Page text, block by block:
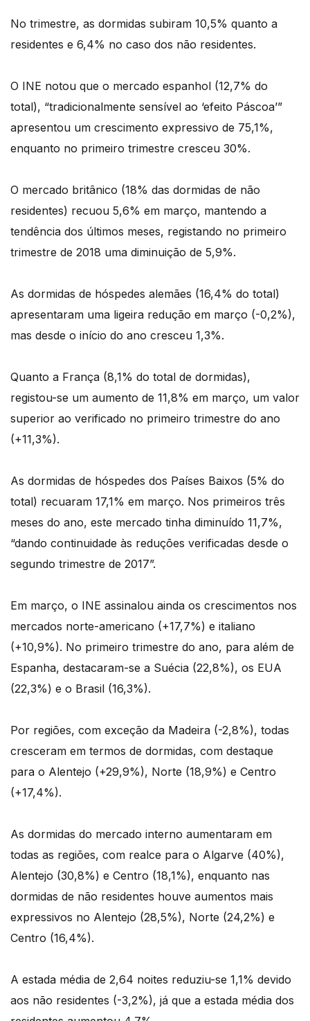
No trimestre, as dormidas subiram 10,5% quanto a
residentes e 6,4% no caso dos não residentes.
O INE notou que o mercado espanhol (12,7% do
total), “tradicionalmente sensível ao ‘efeito Páscoa’”
apresentou um crescimento expressivo de 75,1%,
enquanto no primeiro trimestre cresceu 30%.
O mercado britânico (18% das dormidas de não
residentes) recuou 5,6% em março, mantendo a
tendência dos últimos meses, registando no primeiro
trimestre de 2018 uma diminuição de 5,9%.
As dormidas de hóspedes alemães (16,4% do total)
apresentaram uma ligeira redução em março (-0,2%),
mas desde o início do ano cresceu 1,3%.
Quanto a França (8,1% do total de dormidas),
registou-se um aumento de 11,8% em março, um valor
superior ao verificado no primeiro trimestre do ano
(+11,3%).
As dormidas de hóspedes dos Países Baixos (5% do
total) recuaram 17,1% em março. Nos primeiros três
meses do ano, este mercado tinha diminuído 11,7%,
“dando continuidade às reduções verificadas desde o
segundo trimestre de 2017”.
Em março, o INE assinalou ainda os crescimentos nos
mercados norte-americano (+17,7%) e italiano
(+10,9%). No primeiro trimestre do ano, para além de
Espanha, destacaram-se a Suécia (22,8%), os EUA
(22,3%) e o Brasil (16,3%).
Por regiões, com exceção da Madeira (-2,8%), todas
cresceram em termos de dormidas, com destaque
para o Alentejo (+29,9%), Norte (18,9%) e Centro
(+17,4%).
As dormidas do mercado interno aumentaram em
todas as regiões, com realce para o Algarve (40%),
Alentejo (30,8%) e Centro (18,1%), enquanto nas
dormidas de não residentes houve aumentos mais
expressivos no Alentejo (28,5%), Norte (24,2%) e
Centro (16,4%).
A estada média de 2,64 noites reduziu-se 1,1% devido
aos não residentes (-3,2%), já que a estada média dos